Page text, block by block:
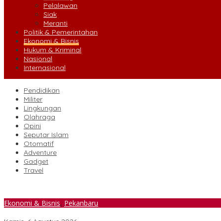
Pelalawan
Siak
Meranti
Politik & Pemerintahan
Ekonomi & Bisnis
Hukum & Kriminal
Nasional
Internasional
Pendidikan
Militer
Lingkungan
Olahraga
Opini
Seputar Islam
Otomatif
Adventure
Gadget
Travel
Ekonomi & Bisnis, Pekanbaru